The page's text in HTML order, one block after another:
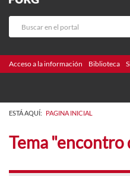
Acceso a la información Biblioteca
ESTÁ AQUÍ: PAGINA INICIAL
Tema "encontro